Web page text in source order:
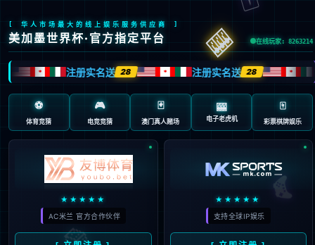
404 页面不存在。可
能你打开的是过期的